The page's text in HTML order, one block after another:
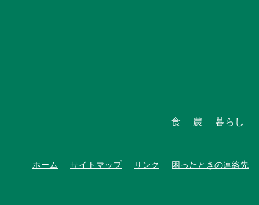
食 農 暮らし
ホーム サイトマップ リンク 困ったときの連絡先